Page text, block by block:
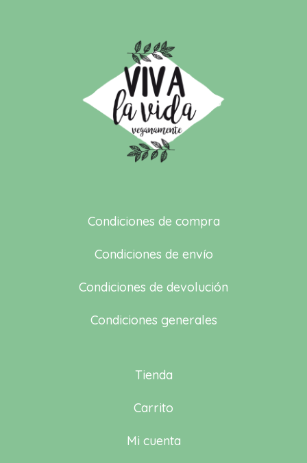
Condiciones de compra
Condiciones de envío
Condiciones de devolución
Condiciones generales
Tienda
Carrito
Mi cuenta